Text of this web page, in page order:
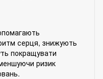
серця, знижують
покращувати
ризик